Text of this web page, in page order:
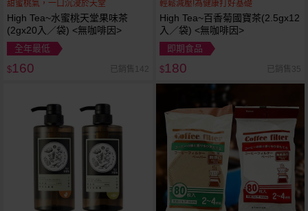
甜蜜桃氣，一口沉浸於天堂
High Tea~水蜜桃天堂果味茶
(2gx20入／袋) <無咖啡因>
全年最低
$160 已銷售142
輕鬆減壓!為健康打好基礎
High Tea~百香菊國寶茶(2.5gx12
入／袋) <無咖啡因>
即期食品
$180 已銷售35